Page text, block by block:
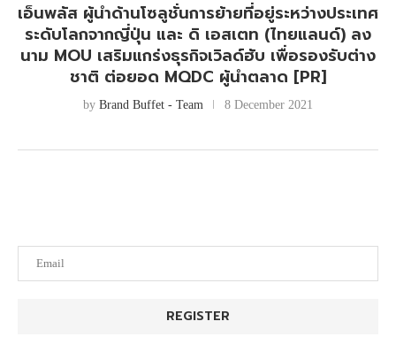
เอ็นพลัส ผู้นำด้านโซลูชั่นการย้ายที่อยู่ระหว่างประเทศ
ระดับโลกจากญี่ปุ่น และ ดิ เอสเตท (ไทยแลนด์) ลง
นาม MOU เสริมแกร่งธุรกิจเวิลด์ฮับ เพื่อรองรับต่าง
ชาติ ต่อยอด MQDC ผู้นำตลาด [PR]
by Brand Buffet - Team 8 December 2021